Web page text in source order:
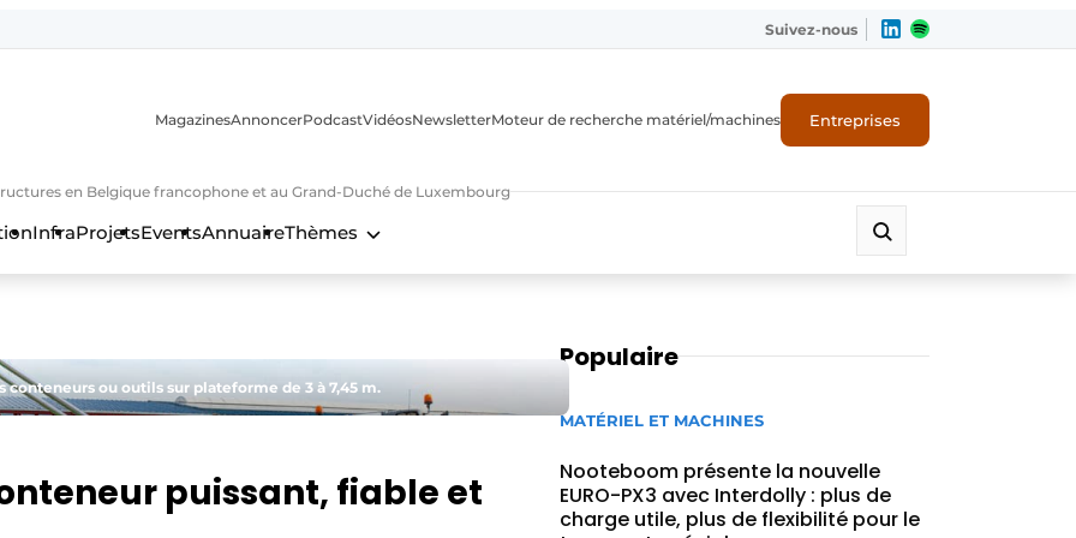
Suivez-nous
en Belgique francophone et au Grand-Duché de Luxembourg
MagazinesAnnoncerPodcastVidéosNewsletterMoteur de recherche matériel/machines Entreprises
InfraProjetsEventsAnnuaireThèmes
conteneurs ou outils sur plateforme de 3 à 7,45 m.
puissant, fiable et
Populaire
MATÉRIEL ET MACHINES
Nooteboom présente la nouvelle
EURO-PX3 avec Interdolly : plus de
charge utile, plus de flexibilité pour le